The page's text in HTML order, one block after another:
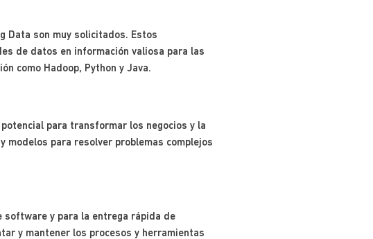
Data son muy solicitados. Estos
de datos en información valiosa para las
como Hadoop, Python y Java.
para transformar los negocios y la
para resolver problemas complejos
software y para la entrega rápida de
y mantener los procesos y herramientas